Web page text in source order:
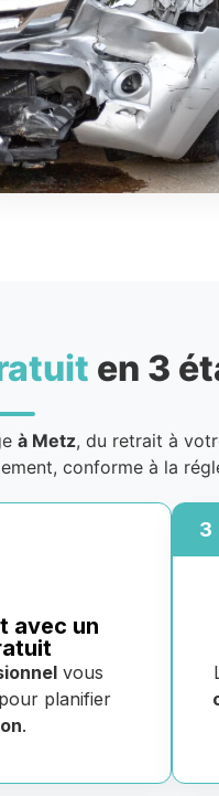
en 3
à Metz, du retrait à
conforme à la
avec un
vous
planifier
.
3